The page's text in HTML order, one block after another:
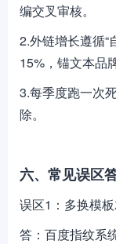
编交叉审核。
2.外链增长遵循“
15%，锚文本品
3.每季度跑一次
除。
六、常见误区
误区1：多换模
答：百度指纹系